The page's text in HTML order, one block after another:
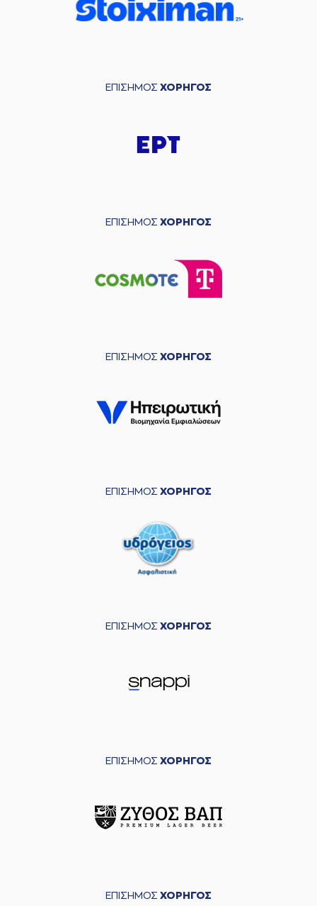
ΕΠΙΣΗΜΟΣ ΧΟΡΗΓΟΣ
ΕΠΙΣΗΜΟΣ ΧΟΡΗΓΟΣ
ΕΠΙΣΗΜΟΣ ΧΟΡΗΓΟΣ
ΕΠΙΣΗΜΟΣ ΧΟΡΗΓΟΣ
ΕΠΙΣΗΜΟΣ ΧΟΡΗΓΟΣ
ΕΠΙΣΗΜΟΣ ΧΟΡΗΓΟΣ
ΕΠΙΣΗΜΟΣ ΧΟΡΗΓΟΣ